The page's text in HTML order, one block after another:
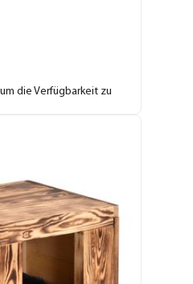
die Verfügbarkeit zu